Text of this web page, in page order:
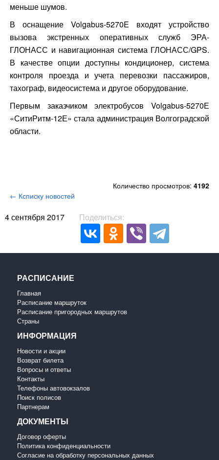
меньше шумов.
В оснащение Volgabus-5270E входят устройство
вызова экстренных оперативных служб ЭРА-
ГЛОНАСС и навигационная система ГЛОНАСС/GPS.
В качестве опции доступны кондиционер, система
контроля проезда и учета перевозки пассажиров,
тахограф, видеосистема и другое оборудование.
Первым заказчиком электробусов Volgabus-5270Е
«СитиРитм-12Е» стала администрация Волгоградской
области.
Количество просмотров: 4192
← Ксписку новостей
4 сентября 2017 Поделиться:
РАСПИСАНИЕ
Главная
Расписание маршруток
Расписание пригородных маршрутов
Страны
ИНФОРМАЦИЯ
Новости и акции
Возврат билета
Вопросы и ответы
Контакты
Телефоны автовокзалов
Поиск полисов
Партнерам
ДОКУМЕНТЫ
Договор оферты
Политика конфиденциальности
Согласие на обработку персональных данных